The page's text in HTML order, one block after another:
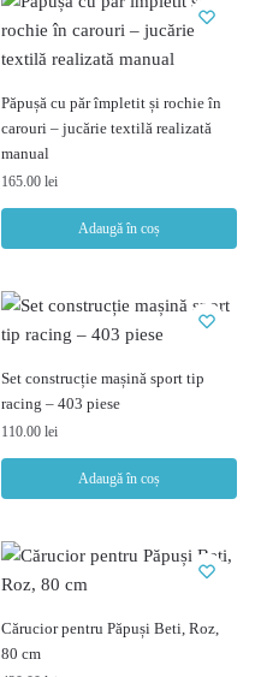
Păpușă cu păr împletit și rochie în
carouri – jucărie textilă realizată
manual
165.00 lei
Adaugă în coș
Set construcție mașină sport tip
racing – 403 piese
110.00 lei
Adaugă în coș
Cărucior pentru Păpuși Beti, Roz,
80 cm